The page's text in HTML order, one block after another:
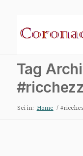
Tag
Sei in: Home /